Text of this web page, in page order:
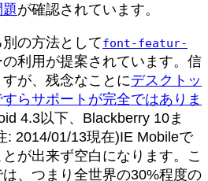
が確認されています。
の方法としてfont-featur-
利用が提案されています。信
が、残念なことにデスクトッ
らサポートが完全ではありま
4.3以下、Blackberry 10ま
: 2014/01/13現在)IE Mobileで
が出来ず空白になります。こ
、つまり全世界の30%程度の